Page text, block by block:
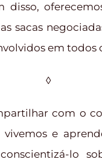
disso,
sacas
em todos
◊
com o
e
lo